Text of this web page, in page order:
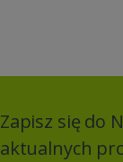
Zapisz się do
aktualnych